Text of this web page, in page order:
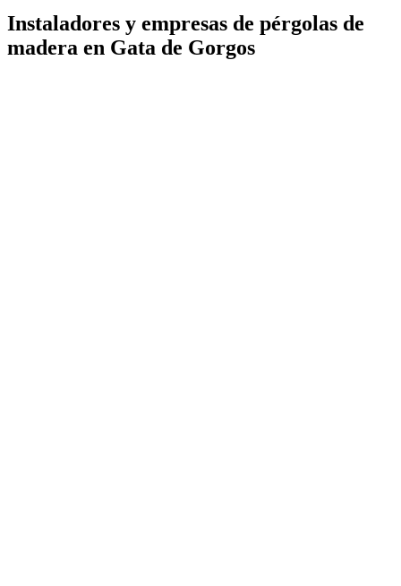
Instaladores y empresas de pérgolas de
madera en Gata de Gorgos